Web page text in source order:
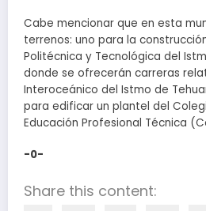
Cabe mencionar que en esta
terrenos: uno para la
Politécnica y Tecnológica del
donde se ofrecerán carreras
Interoceánico del Istmo de
para edificar un plantel del
Educación Profesional Técnica
-0-
Share this content: